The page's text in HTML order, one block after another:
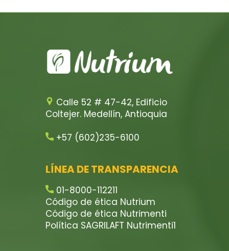
Calle 52 # 47-42, Edificio
Coltejer. Medellín, Antioquia
+57 (602)235-6100
LÍNEA DE TRANSPARENCIA
01-8000-112211
Código de ética Nutrium
Código de ética Nutrimenti
Política SAGRILAFT Nutrimenti1